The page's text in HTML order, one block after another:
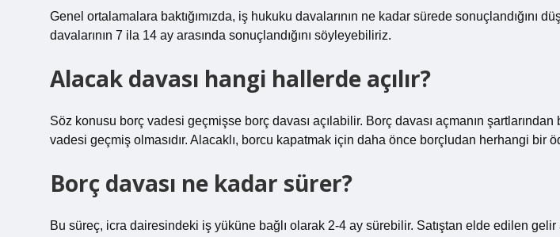
Genel ortalamalara baktığımızda, iş hukuku davalarının ne kadar sürede sonuçlandığını
davalarının 7 ila 14 ay arasında sonuçlandığını söyleyebiliriz.
Alacak davası hangi hallerde açılır?
Söz konusu borç vadesi geçmişse borç davası açılabilir. Borç davası açmanın
vadesi geçmiş olmasıdır. Alacaklı, borcu kapatmak için daha önce borçludan herhangi bir
Borç davası ne kadar sürer?
Bu süreç, icra dairesindeki iş yüküne bağlı olarak 2-4 ay sürebilir. Satıştan elde edilen gelir